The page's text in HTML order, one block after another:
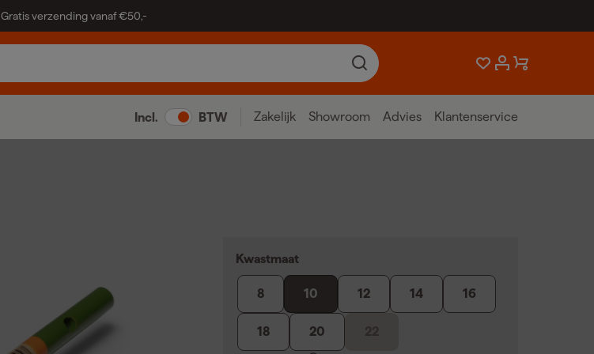
Gratis verzending vanaf €50,-
Incl. BTW Zakelijk Showroom Advies Klantenservice
Kwastmaat
8 10 12 14 16
18 20